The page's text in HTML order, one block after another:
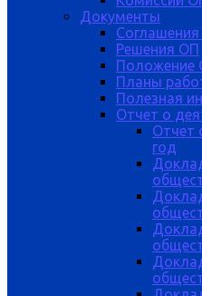
Документы
Решения ОП
Положение
Планы
Полезная
Отчет о
Отчет
год